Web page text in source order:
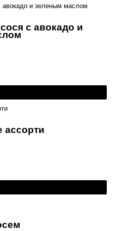
с авокадо и
ассорти